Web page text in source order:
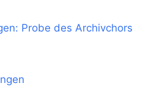
Probe des Archivchors